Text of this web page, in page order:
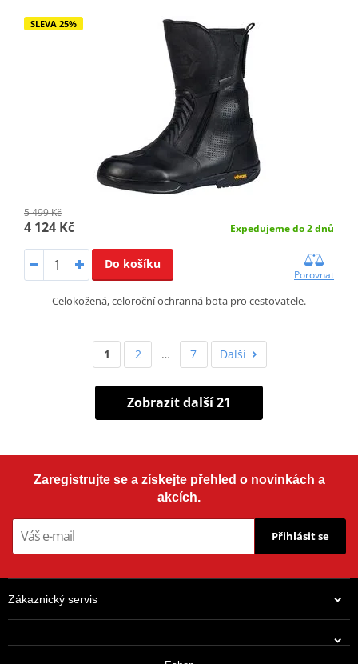
SLEVA 25%
5 499 Kč
4 124 Kč Expedujeme do 2 dnů
Do košíku
Porovnat
Celokožená, celoroční ochranná bota pro cestovatele.
1 2 … 7 Další
Zobrazit další 21
Zaregistrujte se a získejte přehled o novinkách a
akcích.
Přihlásit se
Zákaznický servis